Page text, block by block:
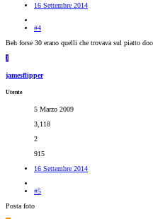
16 Settembre 2014
#4
Beh forse 30 erano quelli che trovava sul piatto
J
jamesflipper
Utente
5 Marzo 2009
3,118
2
915
16 Settembre 2014
#5
Posta foto